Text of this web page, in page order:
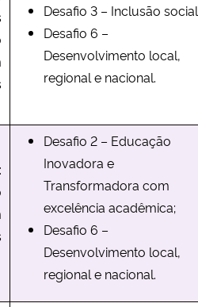
Desafio 3 – Inclusão
Desafio 6 –
Desenvolvimento local,
regional e nacional.
:
Desafio 2 – Educação
Inovadora e
Transformadora com
excelência acadêmica;
Desafio 6 –
Desenvolvimento local,
regional e nacional.